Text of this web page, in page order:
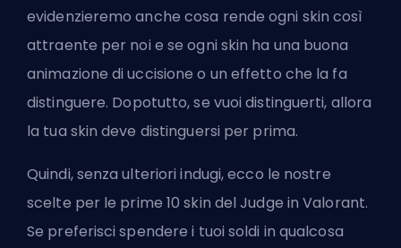
evidenzieremo anche cosa rende ogni skin così
attraente per noi e se ogni skin ha una buona
animazione di uccisione o un effetto che la fa
distinguere. Dopotutto, se vuoi distinguerti, allora
la tua skin deve distinguersi per prima.
Quindi, senza ulteriori indugi, ecco le nostre
scelte per le prime 10 skin del Judge in Valorant.
Se preferisci spendere i tuoi soldi in qualcosa